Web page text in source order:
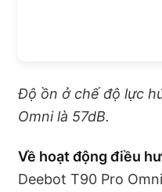
Độ ồn ở chế độ lực
Omni là 57dB.
Về hoạt động điều
Deebot T90 Pro